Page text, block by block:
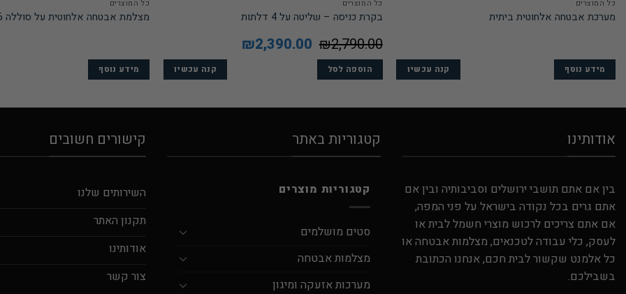
כל המוצרים
מערכת אבטחה אלחוטית ביתית
מידע נוסף קנה עכשיו
כל המוצרים
בקרת כניסה – שליטה על 4 דלתות
₪2,790.00 המחיר
המקורי ₪2,390.00
הוא:
₪2,390.00. הוספה לסל קנה עכשיו
כל המוצרים
מצלמת אבטחה אלחוטית על סוללה Bcam06
מידע נוסף
אודותינו
בין אם אתם תושבי ירושלים וסביבותיה ובין אם
אתם גרים בכל נקודה בישראל על פני המפה,
אם אתם צריכים לרכוש מוצרי חשמל לבית או
לעסק, כלי עבודה לטכנאים, מצלמות אבטחה או
כל אלמנט שקשור לבית חכם, אנחנו הכתובת
בשבילכם.
קטגוריות באתר
קטגוריות מוצרים
סטים מושלמים
מצלמות אבטחה
מערכות אזעקה ומיגון
קישורים חשובים
השירותים שלנו
תקנון האתר
אודותינו
צור קשר